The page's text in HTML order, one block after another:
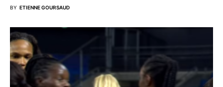
BY ETIENNE GOURSAUD